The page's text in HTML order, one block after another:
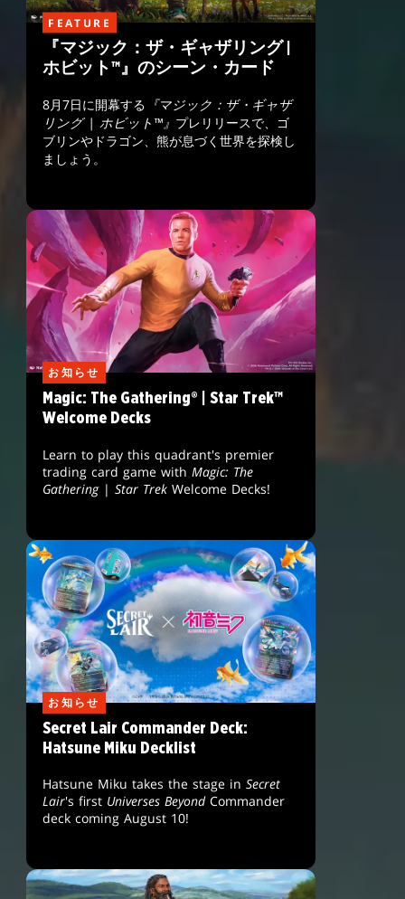
FEATURE
『マジック：ザ・ギャザリング |
ホビット™』のシーン・カード
8月7日に開幕する 『マジック：ザ・ギャザ
リング | ホビット™』 プレリリースで、ゴ
ブリンやドラゴン、熊が息づく世界を探検し
ましょう。
お知らせ
Magic: The Gathering® | Star Trek™
Welcome Decks
Learn to play this quadrant's premier
trading card game withMagic: The
Gathering|Star Trek Welcome Decks!
お知らせ
Secret Lair Commander Deck:
Hatsune Miku Decklist
Hatsune Miku takes the stage inSecret
Lair's first Universes BeyondCommander
deck coming August 10!